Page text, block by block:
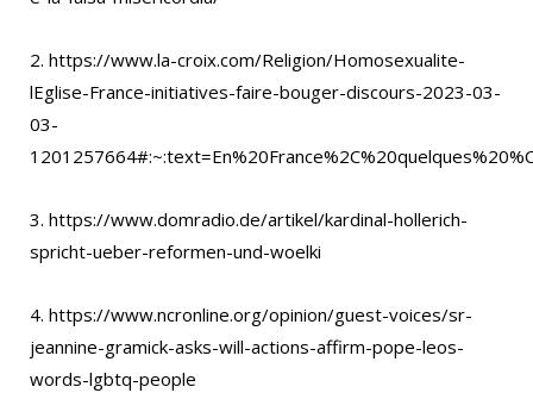
2. https://www.la-croix.com/Religion/Homosexualite-
lEglise-France-initiatives-faire-bouger-discours-2023-03-
03-
3. https://www.domradio.de/artikel/kardinal-hollerich-
spricht-ueber-reformen-und-woelki
4. https://www.ncronline.org/opinion/guest-voices/sr-
jeannine-gramick-asks-will-actions-affirm-pope-leos-
words-lgbtq-people